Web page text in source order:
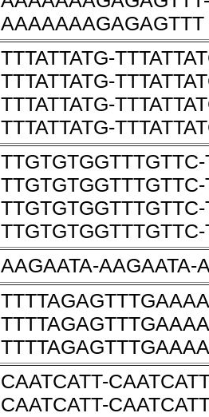
AAAAAAAGAGAGTTT
TTTATTATG-
TTTATTATG-
TTTATTATG-
TTTATTATG-
AAGAATA-AAGAATA-
CAATCATT-
CAATCATT-